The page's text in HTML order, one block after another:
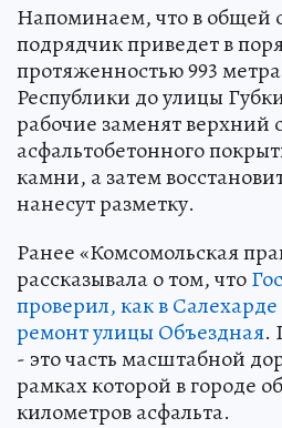
Напоминаем, что в общей
подрядчик приведет в
протяженностью 993
Республики до улицы
рабочие заменят верхний
асфальтобетонного
камни, а затем
нанесут разметку.
Ранее «Комсомольская
рассказывала о том, что
проверил, как в
ремонт улицы Объездная.
- это часть масштабной
рамках которой в городе
километров асфальта.